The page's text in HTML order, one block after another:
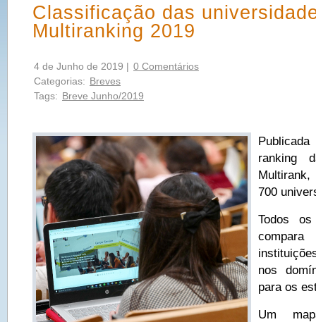
Classificação das
Multiranking 2019
4 de Junho de 2019 | 0 Comentários
Categorias: Breves
Tags: Breve Junho/2019
ranking
700
Todos
nos
para os
Um